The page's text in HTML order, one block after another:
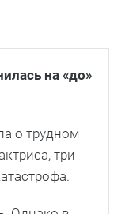
на «до»
о трудном
три